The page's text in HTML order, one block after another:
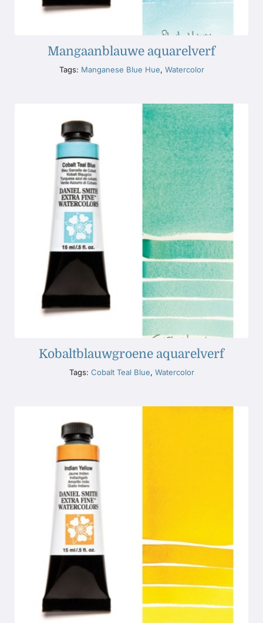
Mangaanblauwe aquarelverf
Tags: Manganese Blue Hue, Watercolor
Kobaltblauwgroene aquarelverf
Tags: Cobalt Teal Blue, Watercolor